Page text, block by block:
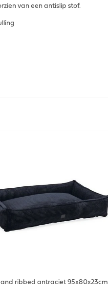
van een antislip stof.
ribbed antraciet 95x80x23cm